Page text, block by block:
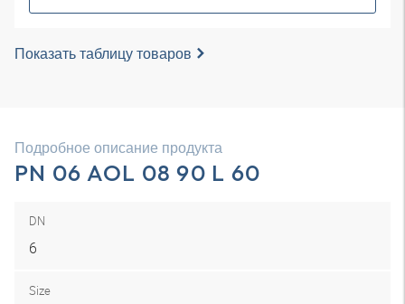
Показать таблицу товаров
Подробное описание продукта
PN 06 AOL 08 90 L 60
DN
6
Size